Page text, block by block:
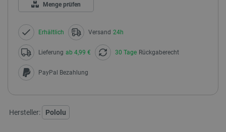
Menge prüfen
Erhältlich Versand 24h
Lieferung ab 4,99 € 30 Tage Rückgaberecht
PayPal Bezahlung
Hersteller: Pololu